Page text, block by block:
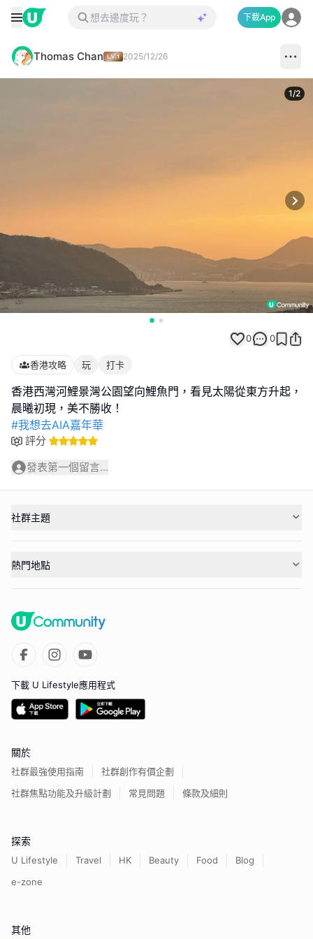
下載App
Thomas Chan 2025/12/26
1/2
0 0
香港攻略 玩 打卡
香港西灣河鯉景灣公園望向鯉魚門，看見太陽從東方升起，
#我想去AIA嘉年華
評分
發表第一個留言...
社群主題
熱門地點
下載 U Lifestyle應用程式
關於
社群最強使用指南
社群創作有價企劃
社群焦點功能及升級計劃
常見問題 條款及細則
探索
U Lifestyle Travel HK Beauty Food
Blog
e-zone
其他